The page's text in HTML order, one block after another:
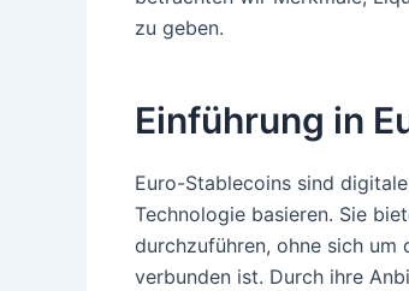
zu geben.
Einführung in
Euro-Stablecoins sind
Technologie basieren. Sie
durchzuführen, ohne sich
verbunden ist. Durch ihre